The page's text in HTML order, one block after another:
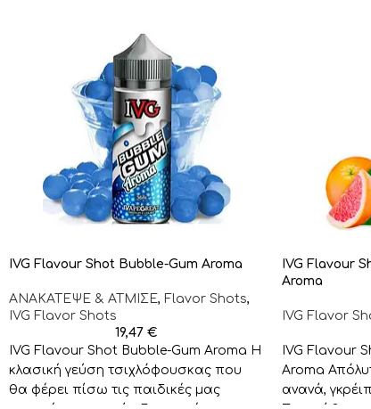
IVG Flavour Shot Bubble-Gum Aroma
ΑΝΑΚΑΤΕΨΕ & ΑΤΜΙΣΕ, Flavor Shots,
IVG Flavor Shots
19,47€
IVG Flavour Shot Bubble-Gum Aroma Η
κλασική γεύση τσιχλόφουσκας που
θα φέρει πίσω τις παιδικές μας
IVG Flavour
Aroma
IVG Flavor
IVG Flavour
Aroma
ανανά,